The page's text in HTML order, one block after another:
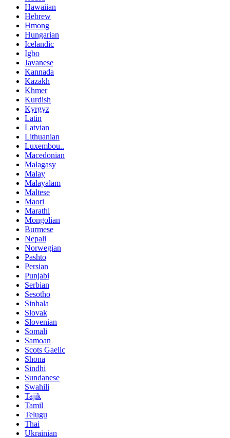
Hawaiian
Hebrew
Hmong
Hungarian
Icelandic
Igbo
Javanese
Kannada
Kazakh
Khmer
Kurdish
Kyrgyz
Latin
Latvian
Lithuanian
Luxembou..
Macedonian
Malagasy
Malay
Malayalam
Maltese
Maori
Marathi
Mongolian
Burmese
Nepali
Norwegian
Pashto
Persian
Punjabi
Serbian
Sesotho
Sinhala
Slovak
Slovenian
Somali
Samoan
Scots Gaelic
Shona
Sindhi
Sundanese
Swahili
Tajik
Tamil
Telugu
Thai
Ukrainian